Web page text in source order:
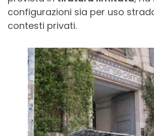
configurazioni sia per uso
contesti privati.